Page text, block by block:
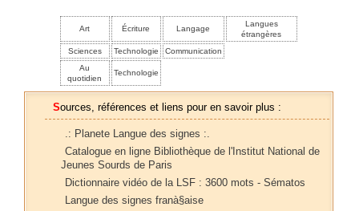
Art Écriture Langage
Langues
étrangères
Sciences
Technologie
Communication
Au
quotidien
Technologie
Sources, références et liens pour en savoir plus :
.: Planete Langue des signes :.
Catalogue en ligne Bibliothèque de l'Institut National de
Jeunes Sourds de Paris
Dictionnaire vidéo de la LSF : 3600 mots - Sématos
Langue des signes franà§aise